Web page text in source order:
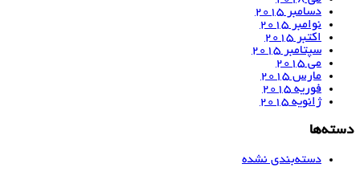
دسامبر 2015
نوامبر 2015
اکتبر 2015
سپتامبر 2015
می 2015
مارس 2015
فوریه 2015
ژانویه 2015
دسته‌ها
دسته‌بندی نشده